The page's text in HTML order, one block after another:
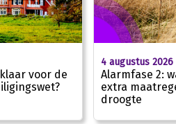
voor de
4 augustus 2026
Alarmfase 2:
extra
droogte